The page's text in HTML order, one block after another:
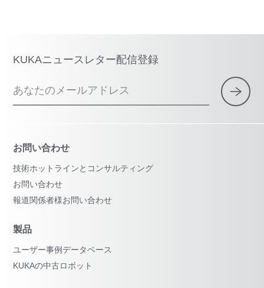
KUKAニュースレター配信登録
あなたのメールアドレス
お問い合わせ
技術ホットラインとコンサルティング
お問い合わせ
報道関係者様お問い合わせ
製品
ユーザー事例データベース
KUKAの中古ロボット